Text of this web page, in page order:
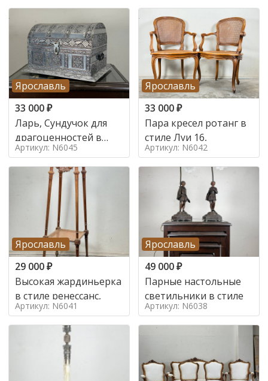
Ярославль
33 000₽
Ларь, Сундучок для
драгоценностей в
стиле
Артикул: N6045
Ярославль
33 000₽
Пара кресел ротанг в
стиле Луи 16,
Артикул: N6042
Ярославль
29 000₽
Высокая жардиньерка
в стиле ренессанс,
Артикул: N6041
Ярославль
49 000₽
Парные настольные
светильники в стиле
Артикул: N6038